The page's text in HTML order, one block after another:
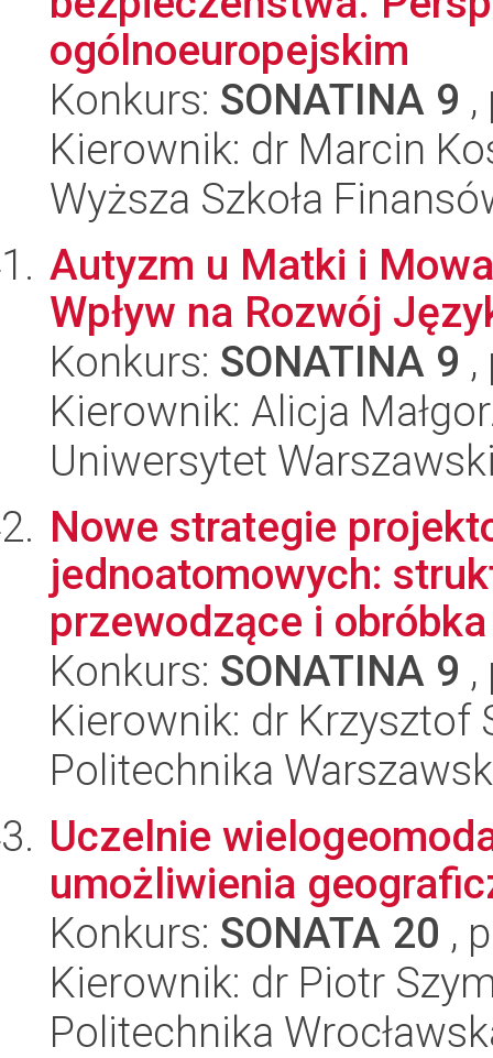
ogólnoeuropejskim
Konkurs: SONATINA 9
Kierownik: dr Marcin
Wyższa Szkoła
Autyzm u Matki i
Wpływ na Rozwój
Konkurs: SONATINA 9
Kierownik: Alicja
Uniwersytet
Nowe strategie
jednoatomowych:
przewodzące i
Konkurs: SONATINA 9
Kierownik: dr Krzysztof
Politechnika
Uczelnie
umożliwienia
Konkurs: SONATA 20 ,
Kierownik: dr Piotr
Politechnika